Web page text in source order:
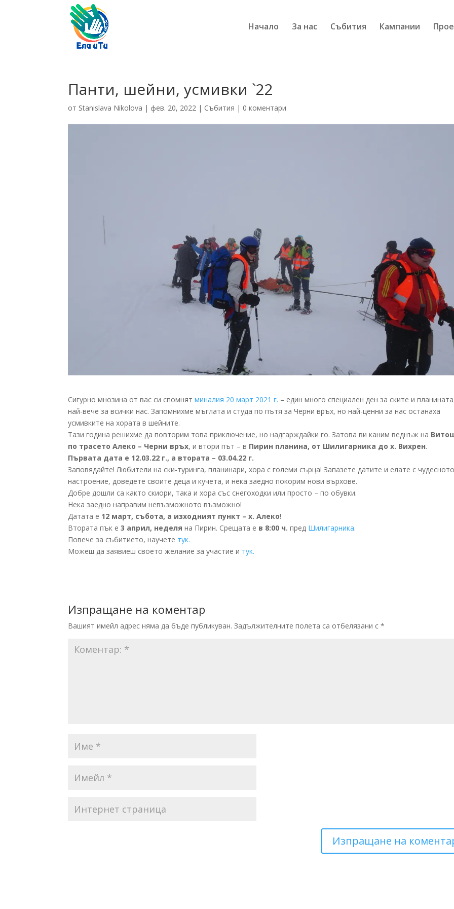
Начало За нас Събития Кампании
Панти, шейни, усмивки `22
от Stanislava Nikolova | фев. 20, 2022 | Събития | 0 коментари
Сигурно мнозина от вас си спомнятминалия 20 март 2021 г. – един много специален ден за ските и
най-вече за всички нас. Запомнихме мъглата и студа по пътя за Черни връх, но най-ценни за нас останаха
усмивките на хората в шейните.
Тази година решихме да повторим това приключение, но надгарждайки го. Затова ви каним веднъж на
по трасето Алеко – Черни връх, и втори път – в Пирин планина, от Шилигарника до х. Вихрен.
Първата дата е 12.03.22 г., а втората – 03.04.22 г.
Заповядайте! Любители на ски-туринга, планинари, хора с големи сърца! Запазете датите и елате с
настроение, доведете своите деца и кучета, и нека заедно покорим нови върхове.
Добре дошли са както скиори, така и хора със снегоходки или просто – по обувки.
Нека заедно направим невъзможното възможно!
Датата е 12 март, събота, а изходният пункт – х. Алеко!
Втората пък е 3 април, неделя на Пирин. Срещата е в 8:00 ч. пред Шилигарника.
Повече за събитието, научете тук.
Можеш да заявиеш своето желание за участие и тук.
Изпращане на коментар
Вашият имейл адрес няма да бъде публикуван. Задължителните полета са отбелязани с*